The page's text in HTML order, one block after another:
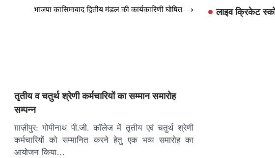
भाजपा कासिमाबाद द्वितीय मंडल की कार्यकारिणी घोषित⟶
तृतीय व चतुर्थ श्रेणी कर्मचारियों का सम्मान समारोह
सम्पन्न
ग़ाज़ीपुर: गोपीनाथ पी.जी. कॉलेज में तृतीय एवं चतुर्थ श्रेणी
कर्मचारियों को सम्मानित करने हेतु एक भव्य समारोह का
आयोजन किया…
लाइव क्रिकेट